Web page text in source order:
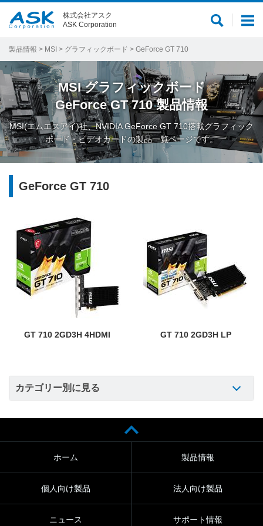
メ
ー
サ
内
検
索
株式会社アスク
ASK Corporation
製品情報 > MSI > グラフィックボード > GeForce GT 710
MSI グラフィックボード
GeForce GT 710 製品情報
MSI(エムエスアイ)社、NVIDIA GeForce GT 710搭載グラフィック
ボード・ビデオカードの製品一覧ページです。
GeForce GT 710
GT 710 2GD3H 4HDMI GT 710 2GD3H LP
カテゴリー別に見る
ホーム 製品情報
個人向け製品 法人向け製品
ニュース サポート情報